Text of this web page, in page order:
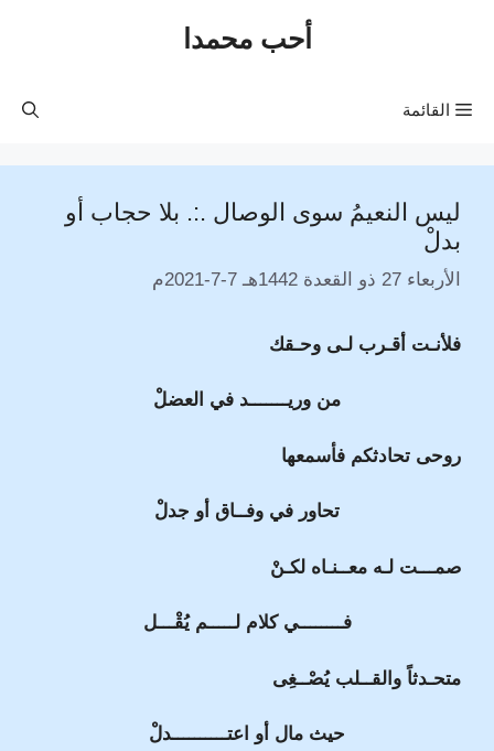
أحب محمدا
القائمة
ليس النعيمُ سوى الوصال .:. بلا حجاب أو
بدلْ
الأربعاء 27 ذو القعدة 1442هـ 7-7-2021م
فلأنـت أقـرب لـى وحـقك
من وريـــــــد في العضلْ
روحى تحادثكم فأسمعها
تحاور في وفــاق أو جدلْ
صمـــت لـه معــنـاه لكـنْ
فــــــــي كلام لـــــم يُقْـــل
متحـدثاً والقــلب يُصْــغِى
حيث مال أو اعتــــــــــدلْ